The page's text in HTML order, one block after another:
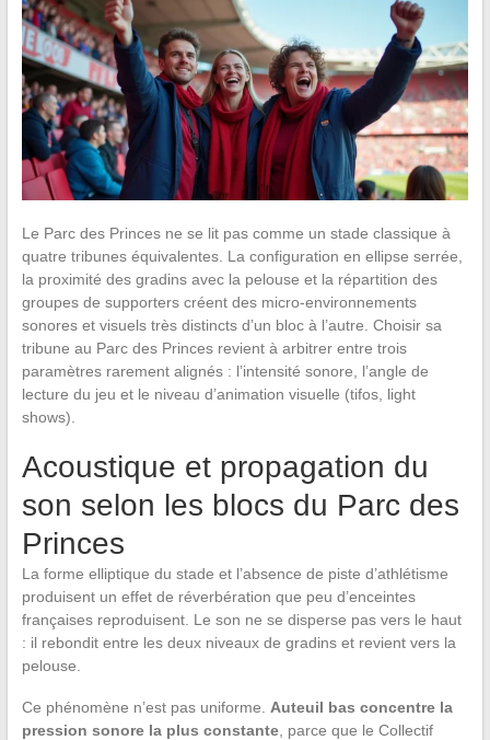
Le Parc des Princes ne se lit pas comme un stade classique à
quatre tribunes équivalentes. La configuration en ellipse serrée,
la proximité des gradins avec la pelouse et la répartition des
groupes de supporters créent des micro-environnements
sonores et visuels très distincts d’un bloc à l’autre. Choisir sa
tribune au Parc des Princes revient à arbitrer entre trois
paramètres rarement alignés : l’intensité sonore, l’angle de
lecture du jeu et le niveau d’animation visuelle (tifos, light
shows).
Acoustique et propagation du
son selon les blocs du Parc des
Princes
La forme elliptique du stade et l’absence de piste d’athlétisme
produisent un effet de réverbération que peu d’enceintes
françaises reproduisent. Le son ne se disperse pas vers le haut
: il rebondit entre les deux niveaux de gradins et revient vers la
pelouse.
Ce phénomène n’est pas uniforme. Auteuil bas concentre la
pression sonore la plus constante, parce que le Collectif